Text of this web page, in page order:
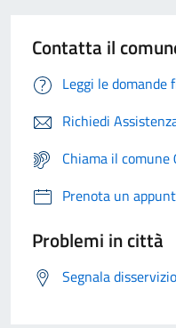
Contatta il
Leggi le domande
Richiedi
Chiama il
Prenota un
Problemi in città
Segnala disservizio